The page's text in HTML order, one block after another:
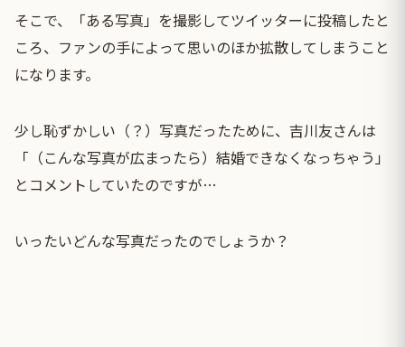
そこで、「ある写真」を撮影してツイッターに投稿したと
ころ、ファンの手によって思いのほか拡散してしまうこと
になります。
少し恥ずかしい（？）写真だったために、吉川友さんは
「（こんな写真が広まったら）結婚できなくなっちゃう」
とコメントしていたのですが…
いったいどんな写真だったのでしょうか？